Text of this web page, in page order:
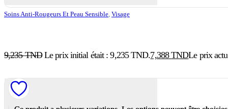
Soins Anti-Rougeurs Et Peau Sensible Visage
9,235TND Le prix initial était : 9,235 TND.7,388TNDLe prix